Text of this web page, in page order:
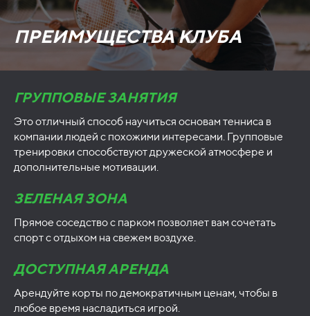
ПРЕИМУЩЕСТВА КЛУБА
ГРУППОВЫЕ ЗАНЯТИЯ
Это отличный способ научиться основам тенниса в
компании людей с похожими интересами. Групповые
тренировки способствуют дружеской атмосфере и
дополнительные мотивации.
ЗЕЛЕНАЯ ЗОНА
Прямое соседство с парком позволяет вам сочетать
спорт с отдыхом на свежем воздухе.
ДОСТУПНАЯ АРЕНДА
Арендуйте корты по демократичным ценам, чтобы в
любое время насладиться игрой.